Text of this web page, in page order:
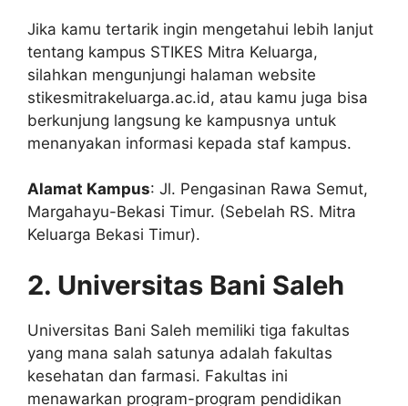
Jika kamu tertarik ingin mengetahui lebih lanjut
tentang kampus STIKES Mitra Keluarga,
silahkan mengunjungi halaman website
stikesmitrakeluarga.ac.id, atau kamu juga bisa
berkunjung langsung ke kampusnya untuk
menanyakan informasi kepada staf kampus.
Alamat Kampus: Jl. Pengasinan Rawa Semut,
Margahayu-Bekasi Timur. (Sebelah RS. Mitra
Keluarga Bekasi Timur).
2. Universitas Bani Saleh
Universitas Bani Saleh memiliki tiga fakultas
yang mana salah satunya adalah fakultas
kesehatan dan farmasi. Fakultas ini
menawarkan program-program pendidikan